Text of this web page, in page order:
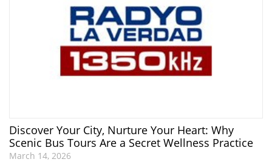
Discover Your City, Nurture Your Heart: Why
Scenic Bus Tours Are a Secret Wellness Practice
March 14, 2026